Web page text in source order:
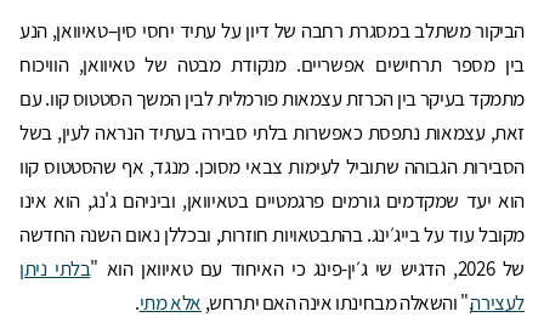
הביקור משתלב במסגרת רחבה של דיון על עתיד יחסי סין–טאיוואן, הנע
בין מספר תרחישים אפשריים. מנקודת מבטה של טאיוואן, הוויכוח
מתמקד בעיקר בין הכרזת עצמאות פורמלית לבין המשך הסטטוס קוו. עם
זאת, עצמאות נתפסת כאפשרות בלתי סבירה בעתיד הנראה לעין, בשל
הסבירות הגבוהה שתוביל לעימות צבאי מסוכן. מנגד, אף שהסטטוס קוו
הוא יעד שמקדמים גורמים פרגמטיים בטאיוואן, וביניהם ג'נג, הוא אינו
מקובל עוד על בייג׳ינג. בהתבטאויות חוזרות, ובכללן נאום השנה החדשה
של 2026, הדגיש שי ג׳ין-פינג כי האיחוד עם טאיוואן הוא "
בלתי ניתן
לעצירה," והשאלה מבחינתו אינה האם יתרחש, אלא מתי.